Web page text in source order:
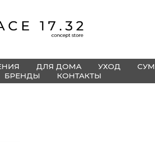
ДЛЯ ДОМА УХОД
БРЕНДЫ КОНТАКТЫ